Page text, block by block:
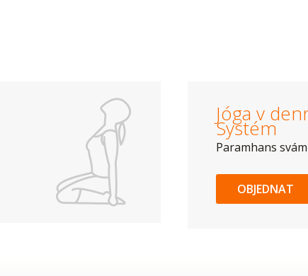
Jóga v
Systém
Paramhans
OBJEDNAT